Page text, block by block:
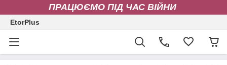
ПРАЦЮЄМО ПІД ЧАС ВІЙНИ
EtorPlus